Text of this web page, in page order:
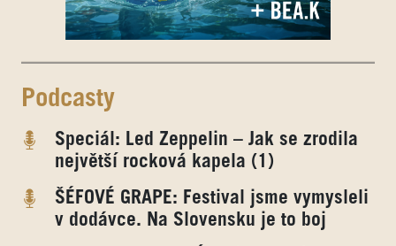
Podcasty
Speciál: Led Zeppelin – Jak se zrodila
největší rocková kapela (1)
ŠÉFOVÉ GRAPE: Festival jsme vymysleli
v dodávce. Na Slovensku je to boj